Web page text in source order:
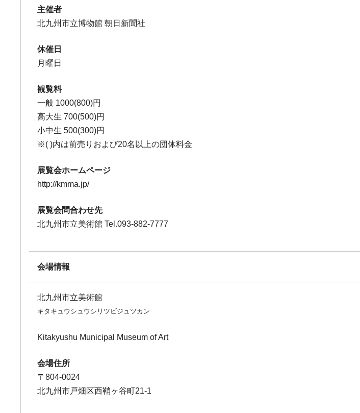
主催者
北九州市立博物館 朝日新聞社
休催日
月曜日
観覧料
一般 1000(800)円
高大生 700(500)円
小中生 500(300)円
※( )内は前売りおよび20名以上の団体料金
展覧会ホームページ
http://kmma.jp/
展覧会問合わせ先
北九州市立美術館 Tel.093-882-7777
会場情報
北九州市立美術館
キタキュウシュウシリツビジュツカン
Kitakyushu Municipal Museum of Art
会場住所
〒804-0024
北九州市戸畑区西鞘ヶ谷町21-1